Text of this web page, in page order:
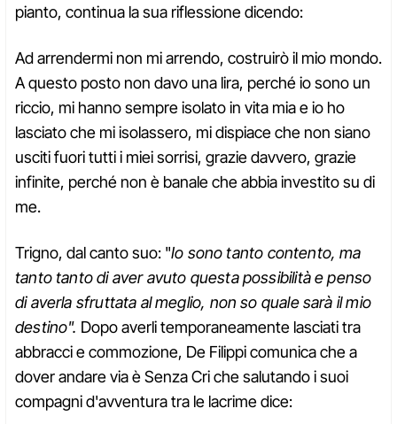
pianto, continua la sua riflessione dicendo:
Ad arrendermi non mi arrendo, costruirò il mio mondo.
A questo posto non davo una lira, perché io sono un
riccio, mi hanno sempre isolato in vita mia e io ho
lasciato che mi isolassero, mi dispiace che non siano
usciti fuori tutti i miei sorrisi, grazie davvero, grazie
infinite, perché non è banale che abbia investito su di
me.
Trigno, dal canto suo: "Io sono tanto contento, ma
tanto tanto di aver avuto questa possibilità e penso
di averla sfruttata al meglio, non so quale sarà il mio
destino". Dopo averli temporaneamente lasciati tra
abbracci e commozione, De Filippi comunica che a
dover andare via è Senza Cri che salutando i suoi
compagni d'avventura tra le lacrime dice: